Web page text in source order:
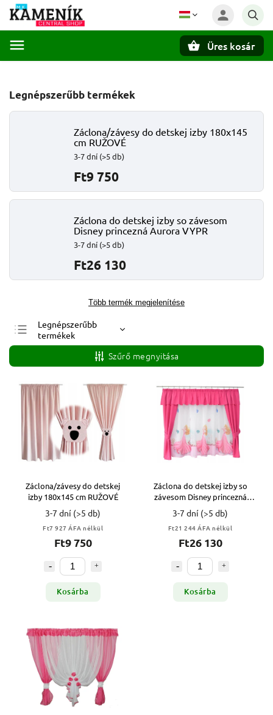
Üres kosár
Legnépszerűbb termékek
Záclona/závesy do detskej izby 180x145
cm RUŽOVÉ
3-7 dní (>5 db)
Ft9 750
Záclona do detskej izby so závesom
Disney princezná Aurora VYPR
3-7 dní (>5 db)
Ft26 130
Több termék megjelenítése
Legnépszerűbb
termékek
Legolcsóbb elöl
Legdrágább
ABC szerint
Szűrő megnyitása
Záclona/závesy do detskej
izby 180x145 cm RUŽOVÉ
3-7 dní (>5 db)
Ft7 927 ÁFA nélkül
Ft9 750
Kosárba
Záclona do detskej izby so
závesom Disney princezná
Aurora VYPR
3-7 dní (>5 db)
Ft21 244 ÁFA nélkül
Ft26 130
Kosárba